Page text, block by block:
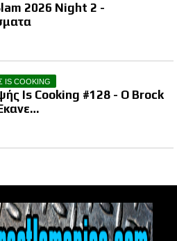
2026 Night 2 -
IS COOKING
Is Cooking #128 - Ο Brock